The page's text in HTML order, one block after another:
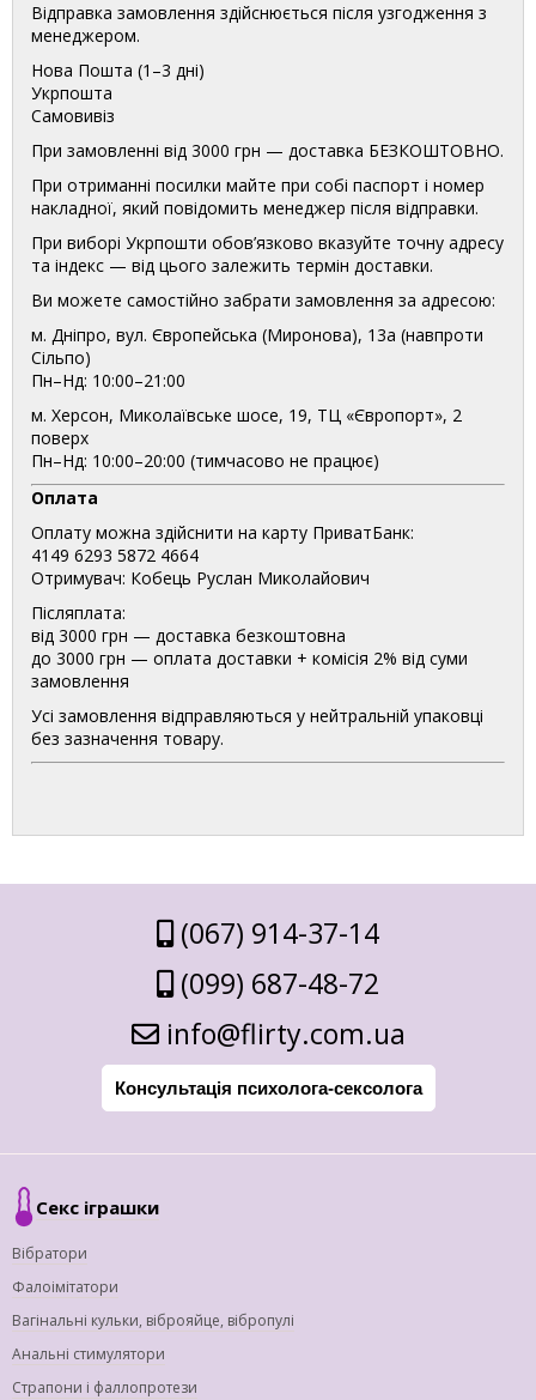
Відправка замовлення здійснюється після узгодження з
менеджером.
Нова Пошта (1–3 дні)
Укрпошта
Самовивіз
При замовленні від 3000 грн — доставка БЕЗКОШТОВНО.
При отриманні посилки майте при собі паспорт і номер
накладної, який повідомить менеджер після відправки.
При виборі Укрпошти обов’язково вказуйте точну адресу
та індекс — від цього залежить термін доставки.
Ви можете самостійно забрати замовлення за адресою:
м. Дніпро, вул. Європейська (Миронова), 13а (навпроти
Сільпо)
Пн–Нд: 10:00–21:00
м. Херсон, Миколаївське шосе, 19, ТЦ «Європорт», 2
поверх
Пн–Нд: 10:00–20:00 (тимчасово не працює)
Оплата
Оплату можна здійснити на карту ПриватБанк:
4149 6293 5872 4664
Отримувач: Кобець Руслан Миколайович
Післяплата:
від 3000 грн — доставка безкоштовна
до 3000 грн — оплата доставки + комісія 2% від суми
замовлення
Усі замовлення відправляються у нейтральній упаковці
без зазначення товару.
(067) 914-37-14
(099) 687-48-72
info@flirty.com.ua
Консультація психолога-сексолога
Секс іграшки
Вібратори
Фалоімітатори
Вагінальні кульки, віброяйце, вібропулі
Анальні стимулятори
Страпони і фаллопротези